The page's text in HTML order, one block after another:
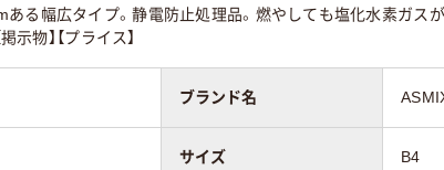
る幅広タイプ。静電防止処理品。燃やしても塩化水素ガス
示物】【プライス】
ブランド名
サイズ B4